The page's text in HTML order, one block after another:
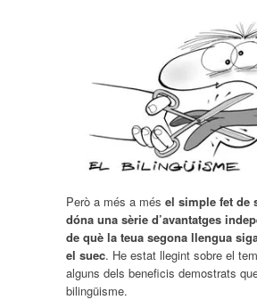
Però a més a més el simple fet de
dóna una sèrie d’avantatges
de què la teua segona llengua
el suec. He estat llegint sobre el
alguns dels beneficis demostrats
bilingüisme.